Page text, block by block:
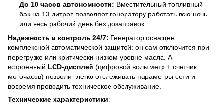
До 10 часов автономности: Вместительный топливный
бак на 13 литров позволяет генератору работать всю ночь
или весь рабочий день без дозаправок.
Надежность и контроль 24/7: Генератор оснащен
комплексной автоматической защитой: он сам отключится при
перегрузке или критически низком уровне масла. А
встроенный LCD-дисплей (цифровой вольтметр + счетчик
моточасов) позволит легко отслеживать параметры сети и
вовремя проводить техническое обслуживание.
Технические характеристики: